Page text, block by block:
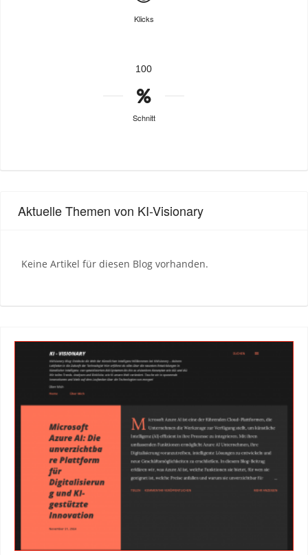
Klicks
100
Schnitt
Aktuelle Themen von KI-Visionary
Keine Artikel für diesen Blog vorhanden.